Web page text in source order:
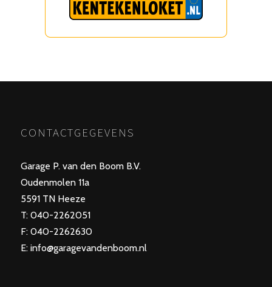
CONTACTGEGEVENS
Garage P. van den Boom B.V.
Oudenmolen 11a
5591 TN Heeze
T: 040-2262051
F: 040-2262630
E: info@garagevandenboom.nl